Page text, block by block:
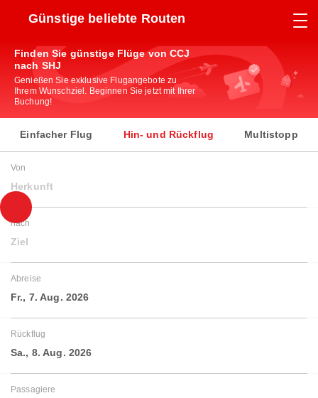
Günstige beliebte Routen
Finden Sie günstige Flüge von CCJ
nach SHJ
Genießen Sie exklusive Flugangebote zu
Ihrem Wunschziel. Beginnen Sie jetzt mit Ihrer
Buchung!
Einfacher Flug Hin- und Rückflug Multistopp
Von
Herkunft
nach
Ziel
Abreise
Fr., 7. Aug. 2026
Rückflug
Sa., 8. Aug. 2026
Passagiere